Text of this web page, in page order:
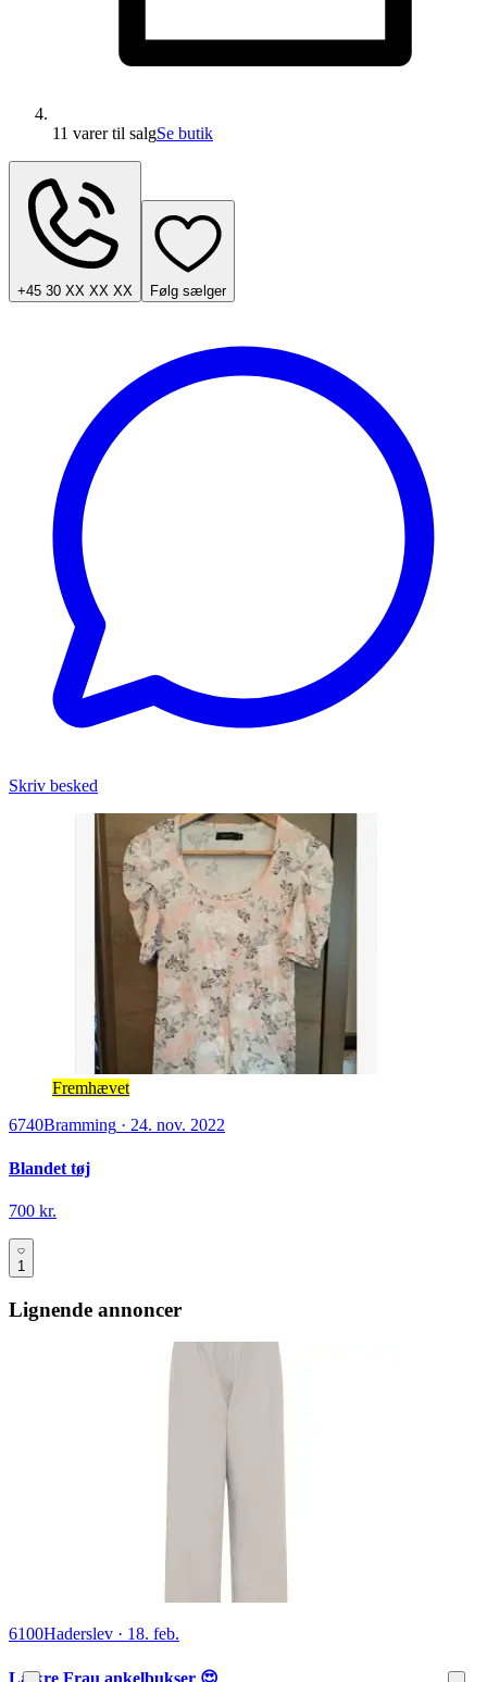
11 varertil salgSe butik
+45 30 XX XX XX Følg sælger
Skriv besked
Fremhævet
6740Bramming · 24. nov. 2022
Blandet tøj
700 kr.
1
Lignende annoncer
6100Haderslev · 18. feb.
Lækre Frau ankelbukser 😍